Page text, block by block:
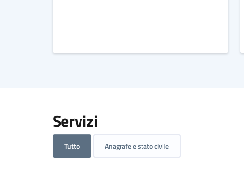
Servizi
Tutto Anagrafe e stato civile